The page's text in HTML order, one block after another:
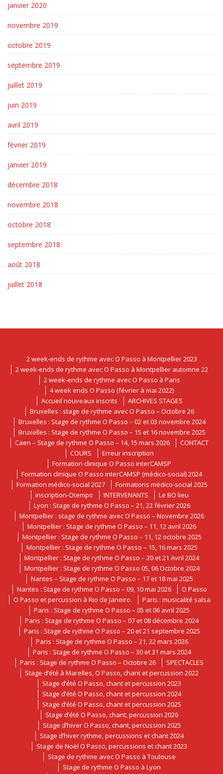
janvier 2020
novembre 2019
octobre 2019
septembre 2019
juillet 2019
juin 2019
avril 2019
février 2019
janvier 2019
décembre 2018
novembre 2018
octobre 2018
septembre 2018
août 2018
juillet 2018
2 week-ends de rythme avec O Passo à Montpellier 2023
2 week-ends de rythme avec O Passo à Montpellier automne 22
2 week-ends de rythme avec O Passo à Paris
4 week ends O Passo (février à mai 2022)
Accueil nouveaux inscrits
ARCHIVES STAGES
Bruxelles : stage de rythme avec O Passo – Octobre 26
Bruxelles : Stage de rythme O Passo – 02 et 03 novembre 2024
Bruxelles : Stage de rythme O Passo – 15 et 16 novembre 2025
Caen – Stage de rythme O Passo – 14, 15 mars 2026
CONTACT
COURS
Erreur inscription
Formation clinique O Passo interCAMSP
Formation clinique O Passo interCAMSP (médico-social) 2024
Formation médico-social 2027
Formations médico-social 2025
inscription-Otempo
INTERVENANTS
Le BO lieu
Lyon : Stage de rythme O Passo – 21, 22 février 2026
Montpellier : stage de rythme avec O Passo – Novembre 2026
Montpellier : Stage de rythme O Passo – 11, 12 avril 2026
Montpellier : Stage de rythme O Passo – 11, 12 octobre 2025
Montpellier : Stage de rythme O Passo – 15, 16 mars 2025
Montpellier : Stage de rythme O Passo – 20 et 21 Avril 2024
Montpellier : Stage de rythme O Passo 05, 06 Octobre 2024
Nantes – Stage de rythme O Passo – 17 et 18 mai 2025
Nantes : Stage de rythme O Passo – 09, 10 mai 2026
O Passo
O Passo et percussion à Rio de Janeiro.
Paris : musicalité salsa
Paris : Stage de rythme O Passo – 05 et 06 avril 2025
Paris : Stage de rythme O Passo – 07 et 08 décembre 2024
Paris : Stage de rythme O Passo – 20 et 21 septembre 2025
Paris : Stage de rythme O Passo – 21, 22 mars 2026
Paris : Stage de rythme O Passo – 30 et 31 mars 2024
Paris : Stage de rythme O Passo – Octobre 26
SPECTACLES
Stage d’été à Marelles, O Passo, chant et percussion 2022
Stage d’été O Passo, chant et percussion 2023
Stage d’été O Passo, chant et percussion 2024
Stage d’été O Passo, chant et percussion 2025
Stage d’été O Passo, chant, percussion 2026
Stage d’hiver O Passo, chant, percussion 2025
Stage d’hiver rythme, percussions et chant 2024
Stage de Noël O Passo, percussions et chant 2023
Stage de rythme avec O Passo à Toulouse
Stage de rythme O Passo à Lyon